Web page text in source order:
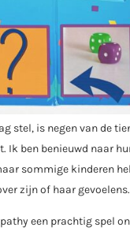
stel, is negen van de
ben benieuwd naar
sommige kinderen
zijn of haar gevoelens.
een prachtig spel